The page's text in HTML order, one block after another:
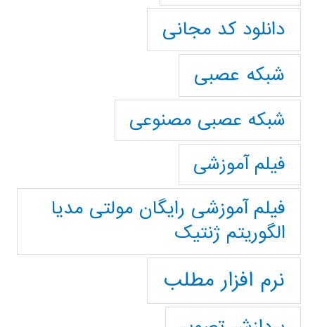
دانلود کد مجانی
شبکه عصبی
شبکه عصبی مصنوعی
فیلم آموزشی
فیلم آموزشی رایگان مولتی مدیا
الگوریتم ژنتیک
نرم افزار مطلب